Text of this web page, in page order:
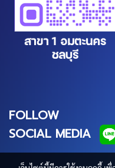
FOLLOW
SOCIAL MEDIA